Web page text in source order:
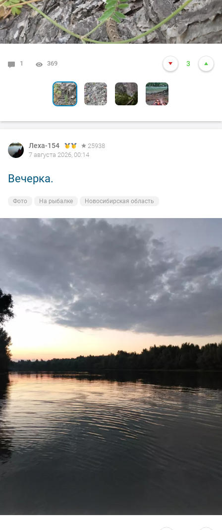
1 369 3
0 313 1
0 309 1
0 314 1
0 300 0
Леха-154
25938
7 августа 2026, 00:14
Вечерка.
Фото На рыбалке Новосибирская область